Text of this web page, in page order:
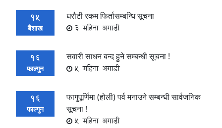
15
बैशाख
धरौटी रकम फिर्तासम्बन्धि सूचना
3 महिना अगाडी
16
फाल्गुन
सवारी साधन बन्द हुने सम्बन्धी सूचना !
5 महिना अगाडी
16
फाल्गुन
फागुपूर्णिमा (होली) पर्व मनाउने सम्बन्धी सार्वजनिक
सूचना !
5 महिना अगाडी